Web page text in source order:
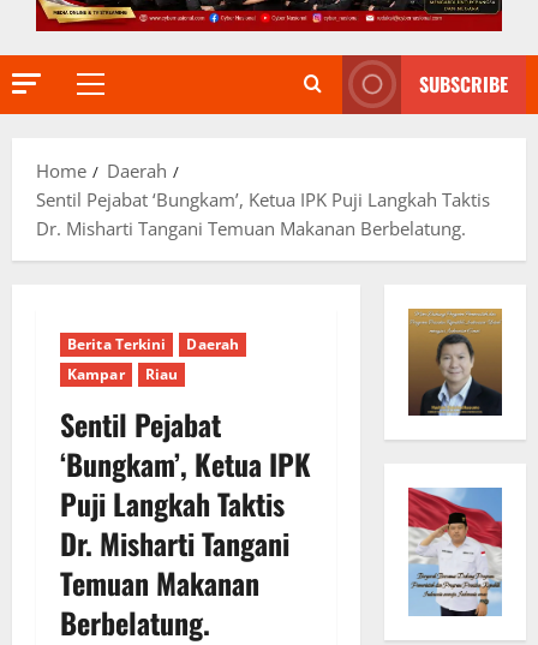
Primary
SUBSCRIBE
Home
Daerah
Sentil Pejabat ‘Bungkam’, Ketua IPK Puji Langkah Taktis
Dr. Misharti Tangani Temuan Makanan Berbelatung.
Berita Terkini
Daerah
Kampar
Riau
Sentil Pejabat
‘Bungkam’, Ketua IPK
Puji Langkah Taktis
Dr. Misharti Tangani
Temuan Makanan
Berbelatung.